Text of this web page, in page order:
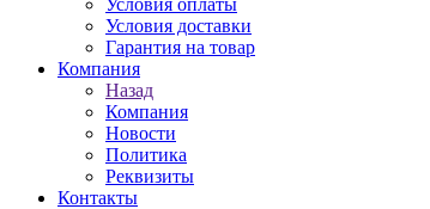
Условия оплаты
Условия доставки
Гарантия на товар
Компания
Назад
Компания
Новости
Политика
Реквизиты
Контакты